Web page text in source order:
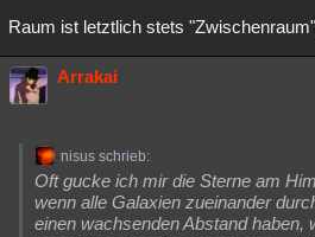
Raum ist letztlich stets
Arrakai
nisus schrieb:
Oft gucke ich mir die Sterne am
wenn alle Galaxien zueinander
einen wachsenden Abstand haben,